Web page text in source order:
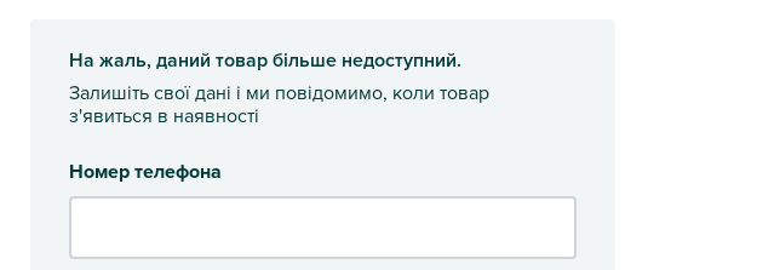
На жаль, даний товар більше недоступний.
Залишіть свої дані і ми повідомимо, коли товар
з'явиться в наявності
Номер телефона